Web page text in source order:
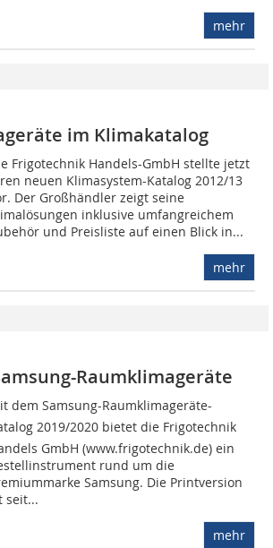
mehr
im Klimakatalog
Frigotechnik Handels-GmbH stellte jetzt
neuen Klimasystem-Katalog 2012/13
Der Großhändler zeigt seine
inklusive umfangreichem
und Preisliste auf einen Blick in...
mehr
Raumklimageräte
dem Samsung-Raumklimageräte-
2019/2020 bietet die Frigotechnik
GmbH (www.frigotechnik.de) ein
rund um die
Samsung. Die Printversion
seit...
mehr